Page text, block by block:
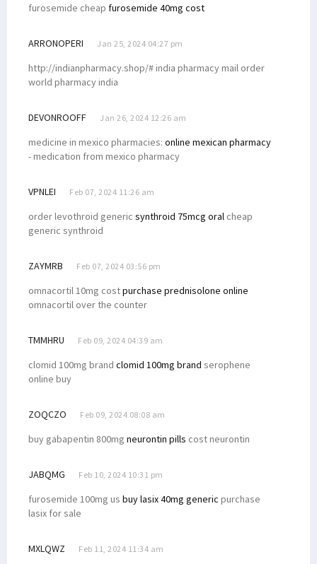
furosemide cheap furosemide 40mg cost
ARRONOPERI Jan 25, 2024 04:27 pm
http://indianpharmacy.shop/# india pharmacy mail order
world pharmacy india
DEVONROOFF Jan 26, 2024 12:26 am
medicine in mexico pharmacies: online mexican pharmacy
- medication from mexico pharmacy
VPNLEI Feb 07, 2024 11:26 am
order levothroid generic synthroid 75mcg oral cheap
generic synthroid
ZAYMRB Feb 07, 2024 03:56 pm
omnacortil 10mg costpurchase prednisolone online
omnacortil over the counter
TMMHRU Feb 09, 2024 04:39 am
clomid 100mg brand clomid 100mg brand serophene
online buy
ZOQCZO Feb 09, 2024 08:08 am
buy gabapentin 800mg neurontin pills cost neurontin
JABQMG Feb 10, 2024 10:31 pm
furosemide 100mg us buy lasix 40mg generic purchase
lasix for sale
MXLQWZ Feb 11, 2024 11:34 am